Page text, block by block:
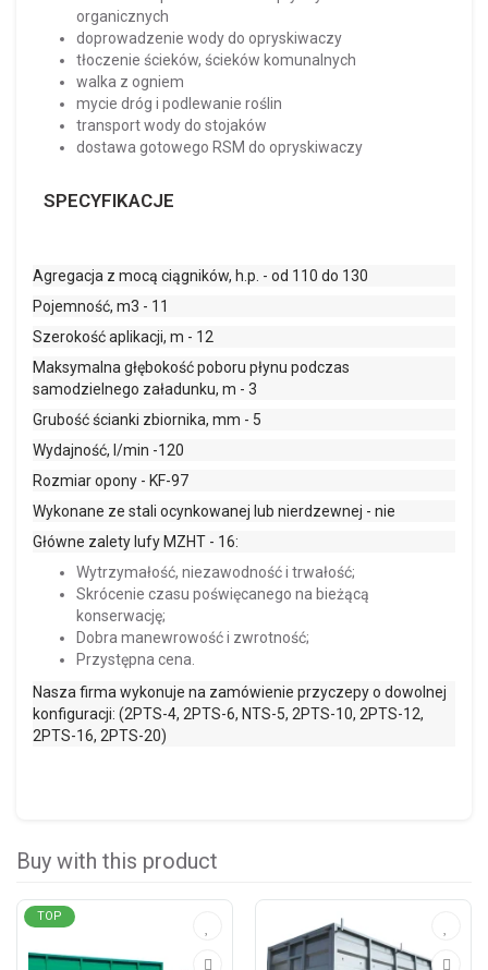
organicznych
doprowadzenie wody do opryskiwaczy
tłoczenie ścieków, ścieków komunalnych
walka z ogniem
mycie dróg i podlewanie roślin
transport wody do stojaków
dostawa gotowego RSM do opryskiwaczy
SPECYFIKACJE
Agregacja z mocą ciągników, h.p. - od 110 do 130
Pojemność, m3 - 11
Szerokość aplikacji, m - 12
Maksymalna głębokość poboru płynu podczas
samodzielnego załadunku, m - 3
Grubość ścianki zbiornika, mm - 5
Wydajność, l/min -120
Rozmiar opony - KF-97
Wykonane ze stali ocynkowanej lub nierdzewnej - nie
Główne zalety lufy MZHT - 16:
Wytrzymałość, niezawodność i trwałość;
Skrócenie czasu poświęcanego na bieżącą
konserwację;
Dobra manewrowość i zwrotność;
Przystępna cena.
Nasza firma wykonuje na zamówienie przyczepy o dowolnej
konfiguracji: (2PTS-4, 2PTS-6, NTS-5, 2PTS-10, 2PTS-12,
2PTS-16, 2PTS-20)
Buy with this product
TOP